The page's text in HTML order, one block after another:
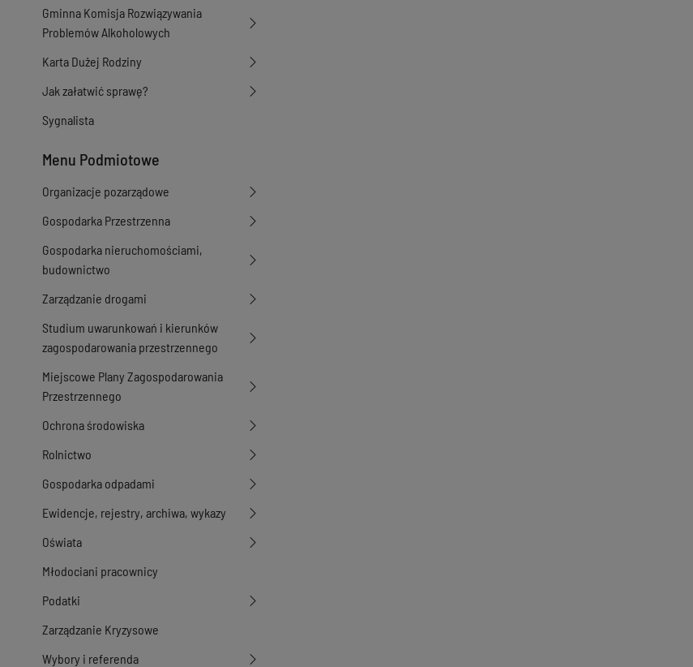
Gminna Komisja Rozwiązywania
Problemów Alkoholowych
Karta Dużej Rodziny
Jak załatwić sprawę?
Sygnalista
Menu Podmiotowe
Organizacje pozarządowe
Gospodarka Przestrzenna
Gospodarka nieruchomościami,
budownictwo
Zarządzanie drogami
Studium uwarunkowań i kierunków
zagospodarowania przestrzennego
Miejscowe Plany Zagospodarowania
Przestrzennego
Ochrona środowiska
Rolnictwo
Gospodarka odpadami
Ewidencje, rejestry, archiwa, wykazy
Oświata
Młodociani pracownicy
Podatki
Zarządzanie Kryzysowe
Wybory i referenda